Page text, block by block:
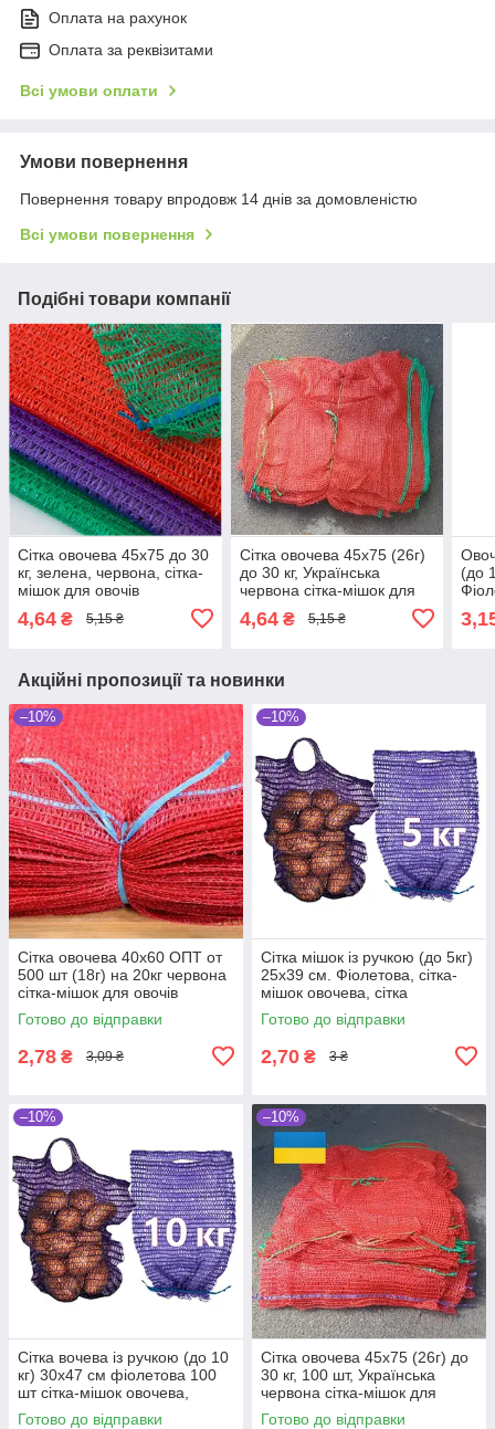
Оплата на рахунок
Оплата за реквізитами
Всі умови оплати
Умови повернення
Повернення товару впродовж 14 днів за домовленістю
Всі умови повернення
Подібні товари компанії
Сітка овочева 45х75 до 30
кг, зелена, червона, сітка-
мішок для овочів
4,64 ₴ 5,15 ₴
Сітка овочева 45х75 (26г)
до 30 кг, Українська
червона сітка-мішок для
4,64₴ 5,15 ₴
(до
Акційні пропозиції та новинки
–10%
Сітка овочева 40х60 ОПТ от
500 шт (18г) на 20кг червона
сітка-мішок для овочів
Готово до відправки
2,78 ₴ 3,09 ₴
–10%
Сітка мішок із ручкою (до 5кг)
25х39 см. Фіолетова, сітка-
мішок овочева, сітка
пакувальна для овочів, мішки
овочеві
Готово до відправки
2,70 ₴ 3 ₴
–10%
Сітка вочева із ручкою (до 10
кг) 30х47 см фіолетова 100
шт сітка-мішок овочева,
мішки овочеві
Готово до відправки
–10%
Сітка овочева 45х75 (26г) до
30 кг, 100 шт, Українська
червона сітка-мішок для
овочів
Готово до відправки